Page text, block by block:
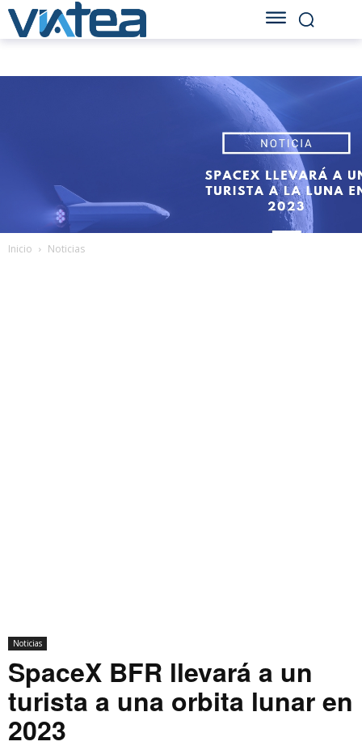
Inicio Noticias
Noticias
SpaceX BFR llevará a un
turista a una orbita lunar en
2023